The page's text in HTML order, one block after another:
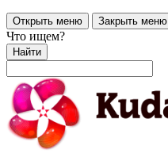
Открыть меню Закрыть меню
Что ищем?
Найти